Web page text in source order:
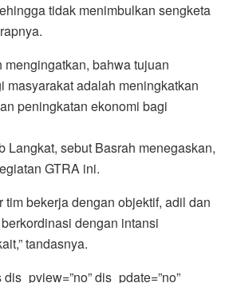
tidak menimbulkan sengketa
bahwa tujuan
masyarakat adalah meningkatkan
peningkatan ekonomi bagi
Langkat, sebut Basrah menegaskan,
GTRA ini.
tim bekerja dengan objektif, adil dan
dengan intansi
tandasnya.
dis_pdate=”no”